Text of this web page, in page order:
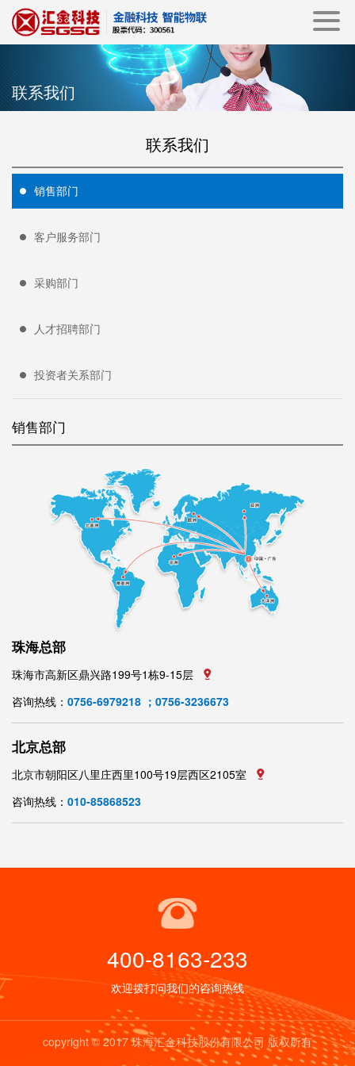
联系我们
联系我们
销售部门
客户服务部门
采购部门
人才招聘部门
投资者关系部门
销售部门
珠海总部
珠海市高新区鼎兴路199号1栋9-15层
咨询热线： 0756-6979218 ；0756-3236673
北京总部
北京市朝阳区八里庄西里100号19层西区2105室
咨询热线： 010-85868523
400-8163-233
欢迎拨打问我们的咨询热线
copyright © 2017 珠海汇金科技股份有限公司 版权所有